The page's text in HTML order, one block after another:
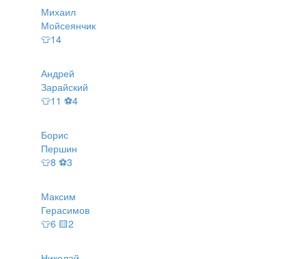
Михаил
Мойсеянчик
👕14
Андрей
Зарайский
👕11 ⚽4
Борис
Першин
👕8 ⚽3
Максим
Герасимов
👕6 🟨2